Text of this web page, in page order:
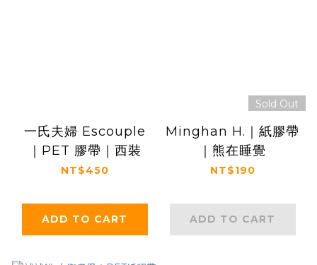
一氏夫婦 Escouple
｜PET 膠帶｜西裝
NT$450
ADD TO CART
Sold Out
Minghan H.｜紙膠帶
｜熊在睡覺
NT$190
ADD TO CART